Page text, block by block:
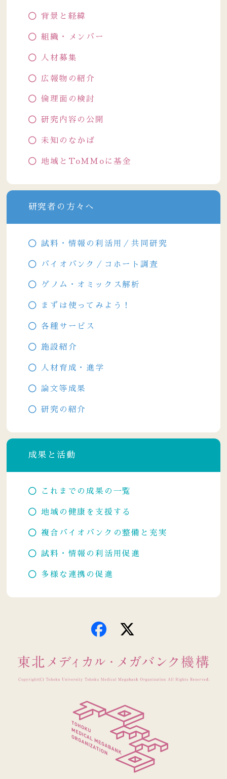
研究者の方々へ
試料・情報の利活用／共同研究
バイオバンク／コホート調査
ゲノム・オミックス解析
まずは使ってみよう！
各種サービス
施設紹介
人材育成・進学
論文等成果
研究の紹介
成果と活動
これまでの成果の一覧
地域の健康を支援する
複合バイオバンクの整備と充実
試料・情報の利活用促進
多様な連携の促進
背景と経緯
組織・メンバー
人材募集
広報物の紹介
倫理面の検討
研究内容の公開
未知のなかば
地域とToMMoに基金